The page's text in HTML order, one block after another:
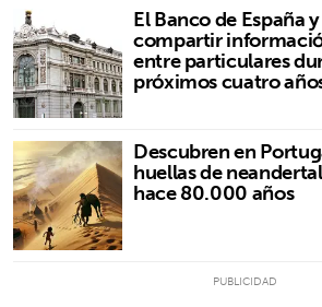
El Banco de España
compartir
entre particulares
próximos cuatro
Descubren en
huellas de
hace 80.000 años